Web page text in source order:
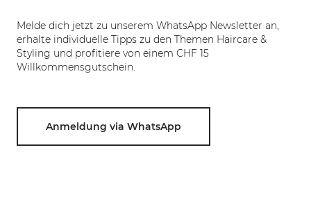
Melde dich jetzt zu unserem WhatsApp Newsletter an,
erhalte individuelle Tipps zu den Themen Haircare &
Styling und profitiere von einem CHF 15
Willkommensgutschein.
Anmeldung via WhatsApp